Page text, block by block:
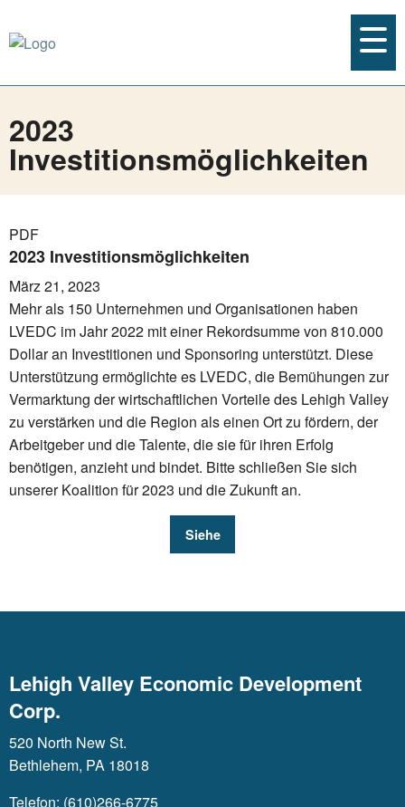
2023
Investitionsmöglichkeiten
PDF
2023 Investitionsmöglichkeiten
März 21, 2023
Mehr als 150 Unternehmen und Organisationen haben
LVEDC im Jahr 2022 mit einer Rekordsumme von 810.000
Dollar an Investitionen und Sponsoring unterstützt. Diese
Unterstützung ermöglichte es LVEDC, die Bemühungen zur
Vermarktung der wirtschaftlichen Vorteile des Lehigh Valley
zu verstärken und die Region als einen Ort zu fördern, der
Arbeitgeber und die Talente, die sie für ihren Erfolg
benötigen, anzieht und bindet. Bitte schließen Sie sich
unserer Koalition für 2023 und die Zukunft an.
Siehe
Lehigh Valley Economic Development
Corp.
520 North New St.
Bethlehem, PA 18018
Telefon: (610)266-6775